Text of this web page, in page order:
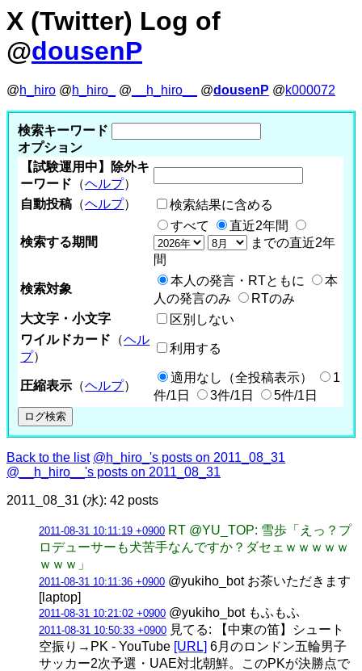
X (Twitter) Log of
@dousenP
@h_hiro @h_hiro_ @ __h_hiro__ @dousenP @k000072
検索キーワード
オプション
【試験運用中】除外キ
ーワード （ヘルプ）
自動投稿 （ヘルプ） 検索結果に含める
検索する期間
すべて
直近2年間
までの直近2年
間
検索対象
本人の発言・RTともに
本
人の発言のみ
RTのみ
大文字・小文字
区別しない
ワイルドカード （ヘル
プ）
利用する
圧縮表示 （ヘルプ）
適用なし（全投稿表示）
1
件/1日
3件/1日 5件/1日
Back to the list @h_hiro_'s posts on 2011_08_31
@__h_hiro__'s posts on 2011_08_31
2011_08_31 (水): 42 posts
2011-08-31 10:11:19 +0900 RT @YU_TOP: 雪歩「えっ？プ
ロデューサーも犬苦手なんですか？ダセェｗｗｗｗｗ
ｗｗｗ」
2011-08-31 10:11:36 +0900 @yukiho_bot お茶いただきます
[laptop]
2011-08-31 10:21:02 +0900 @yukiho_bot もふもふ
2011-08-31 10:50:33 +0900 見てる: 【中東の笛】シュート
空振り→PK - YouTube [URL] 6月のロンドン五輪男子
サッカー2次予選・UAE対北朝鮮。このPKが決勝点で